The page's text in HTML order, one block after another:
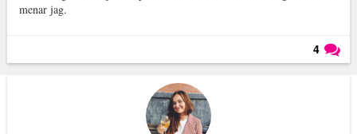
menar jag.
4